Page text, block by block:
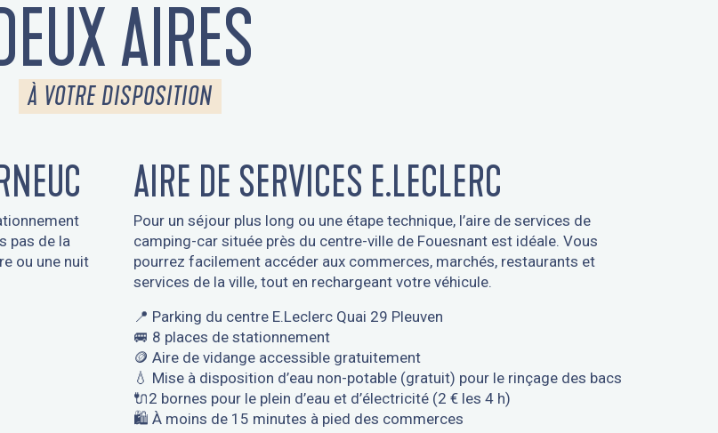
AIRES
À VOTRE DISPOSITION
pas de la
ou une nuit
AIRE DE SERVICES E.LECLERC
Pour un séjour plus long ou une étape technique, l’aire de services de
camping-car située près du centre-ville de Fouesnant est idéale. Vous
pourrez facilement accéder aux commerces, marchés, restaurants et
services de la ville, tout en rechargeant votre véhicule.
📍 Parking du centre E.Leclerc Quai 29 Pleuven
🚐 8 places de stationnement
🪙 Aire de vidange accessible gratuitement
💧 Mise à disposition d’eau non-potable (gratuit) pour le rinçage des bacs
🔌2 bornes pour le plein d’eau et d’électricité (2 € les 4 h)
🛍 À moins de 15 minutes à pied des commerces